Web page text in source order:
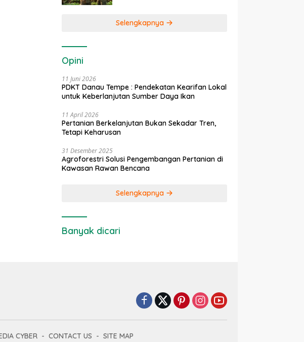
Selengkapnya
Opini
11 Juni 2026
PDKT Danau Tempe : Pendekatan Kearifan Lokal
untuk Keberlanjutan Sumber Daya Ikan
11 April 2026
Pertanian Berkelanjutan Bukan Sekadar Tren,
Tetapi Keharusan
31 Desember 2025
Agroforestri Solusi Pengembangan Pertanian di
Kawasan Rawan Bencana
Selengkapnya
Banyak dicari
CYBER CONTACT US SITE MAP